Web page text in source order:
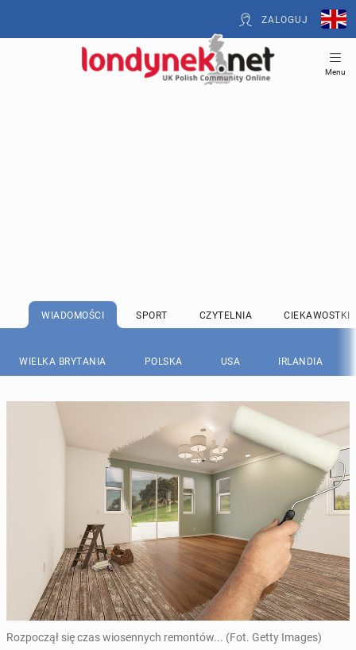
ZALOGUJ
Menu
WIADOMOŚCI SPORT CZYTELNIA CIEKAWOSTKI
WIELKA BRYTANIA POLSKA USA IRLANDIA
Rozpoczął się czas wiosennych remontów... (Fot. Getty Images)